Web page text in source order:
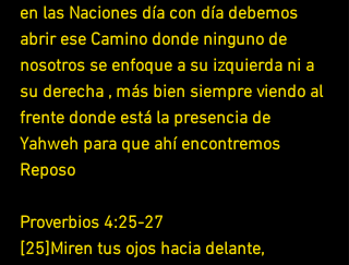
en las Naciones día con día debemos
abrir ese Camino donde ninguno de
nosotros se enfoque a su izquierda ni a
su derecha , más bien siempre viendo al
frente donde está la presencia de
Yahweh para que ahí encontremos
Reposo
Proverbios 4:25-27
[25]Miren tus ojos hacia delante,